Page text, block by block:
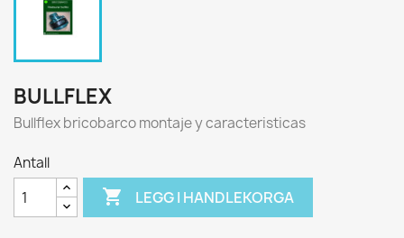
BULLFLEX
Bullflex bricobarco montaje y caracteristicas
Antall
 LEGG I HANDLEKORGA